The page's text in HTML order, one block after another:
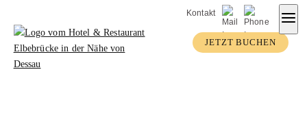
Inhalt
springen
Kontakt
JETZT BUCHEN